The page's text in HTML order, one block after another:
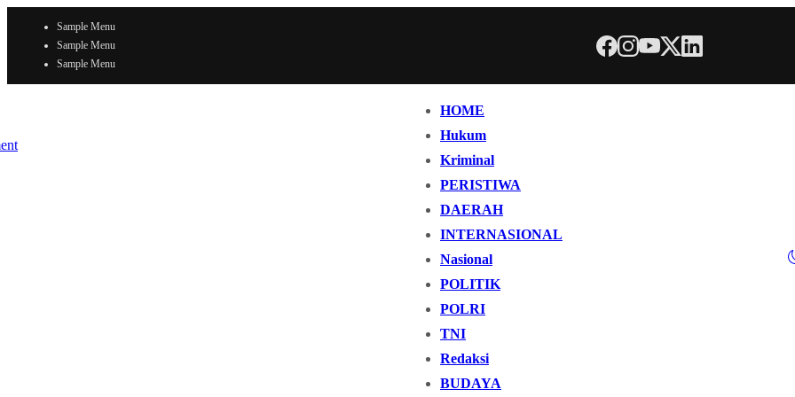
Sample Menu
Sample Menu
Sample Menu
HOME
Hukum
Kriminal
PERISTIWA
DAERAH
INTERNASIONAL
Nasional
POLITIK
POLRI
TNI
Redaksi
BUDAYA